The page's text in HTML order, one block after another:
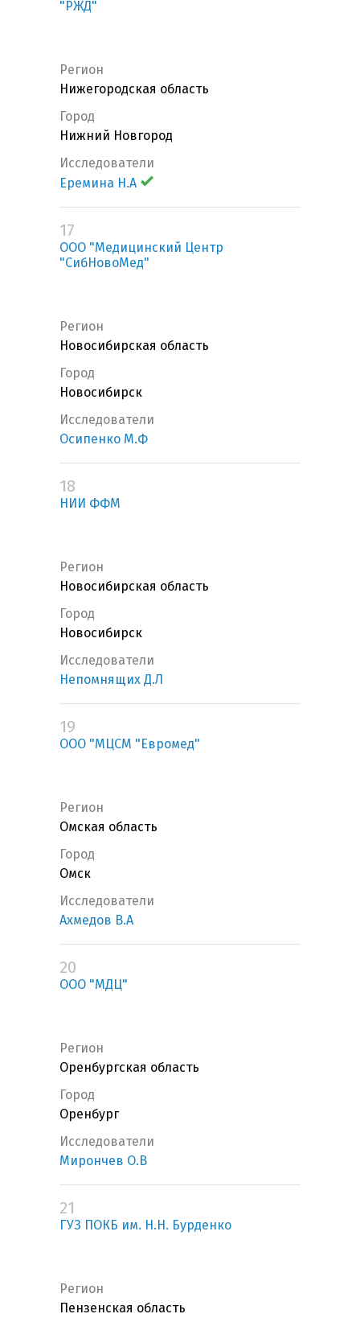
"РЖД"
Регион
Нижегородская область
Город
Нижний Новгород
Исследователи
Еремина Н.А
17
ООО "Медицинский Центр
"СибНовоМед"
Регион
Новосибирская область
Город
Новосибирск
Исследователи
Осипенко М.Ф
18
НИИ ФФМ
Регион
Новосибирская область
Город
Новосибирск
Исследователи
Непомнящих Д.Л
19
ООО "МЦСМ "Евромед"
Регион
Омская область
Город
Омск
Исследователи
Ахмедов В.А
20
ООО "МДЦ"
Регион
Оренбургская область
Город
Оренбург
Исследователи
Мирончев О.В
21
ГУЗ ПОКБ им. Н.Н. Бурденко
Регион
Пензенская область